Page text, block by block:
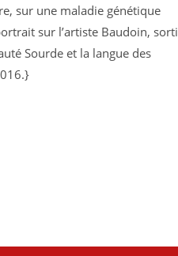
sur une maladie génétique
sur l’artiste Baudoin, sorti
Sourde et la langue des